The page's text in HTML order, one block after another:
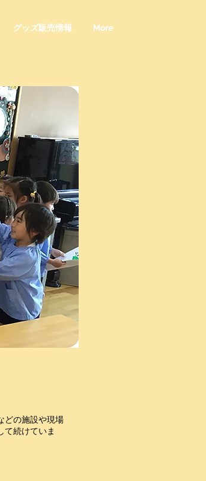
グッズ販売情報 More
どの施設や現場
て続けていま